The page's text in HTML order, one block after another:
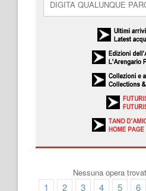
Nessuna opera
1 2 3 4 5 6